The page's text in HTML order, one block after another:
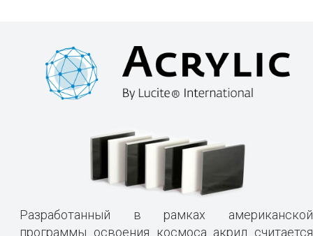
Разработанный в рамках американской
программы освоения космоса акрил считается